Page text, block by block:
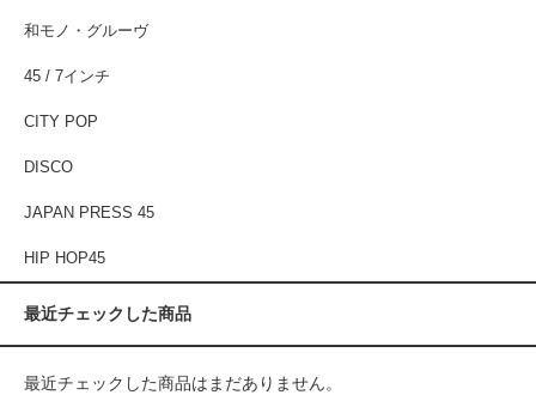
和モノ・グルーヴ
45 / 7インチ
CITY POP
DISCO
JAPAN PRESS 45
HIP HOP45
最近チェックした商品
最近チェックした商品はまだありません。